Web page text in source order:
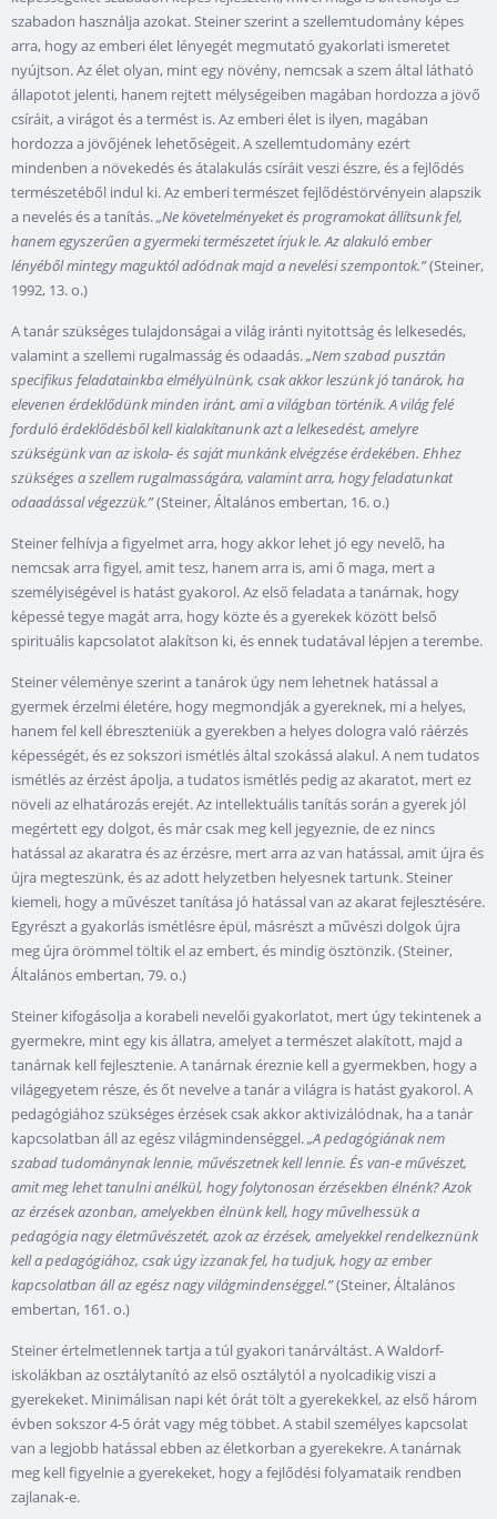
szabadon használja azokat. Steiner szerint a szellemtudomány képes
arra, hogy az emberi élet lényegét megmutató gyakorlati ismeretet
nyújtson. Az élet olyan, mint egy növény, nemcsak a szem által látható
állapotot jelenti, hanem rejtett mélységeiben magában hordozza a jövő
csíráit, a virágot és a termést is. Az emberi élet is ilyen, magában
hordozza a jövőjének lehetőségeit. A szellemtudomány ezért
mindenben a növekedés és átalakulás csíráit veszi észre, és a fejlődés
természetéből indul ki. Az emberi természet fejlődéstörvényein alapszik
a nevelés és a tanítás.„Ne követelményeket és programokat állítsunk fel,
hanem egyszerűen a gyermeki természetet írjuk le. Az alakuló ember
lényéből mintegy maguktól adódnak majd a nevelési szempontok.”(Steiner,
1992, 13. o.)
A tanár szükséges tulajdonságai a világ iránti nyitottság és lelkesedés,
valamint a szellemi rugalmasság és odaadás.„Nem szabad pusztán
specifikus feladatainkba elmélyülnünk, csak akkor leszünk jó tanárok, ha
elevenen érdeklődünk minden iránt, ami a világban történik. A világ felé
forduló érdeklődésből kell kialakítanunk azt a lelkesedést, amelyre
szükségünk van az iskola- és saját munkánk elvégzése érdekében. Ehhez
szükséges a szellem rugalmasságára, valamint arra, hogy feladatunkat
odaadással végezzük.”(Steiner, Általános embertan, 16. o.)
Steiner felhívja a figyelmet arra, hogy akkor lehet jó egy nevelő, ha
nemcsak arra figyel, amit tesz, hanem arra is, ami ő maga, mert a
személyiségével is hatást gyakorol. Az első feladata a tanárnak, hogy
képessé tegye magát arra, hogy közte és a gyerekek között belső
spirituális kapcsolatot alakítson ki, és ennek tudatával lépjen a terembe.
Steiner véleménye szerint a tanárok úgy nem lehetnek hatással a
gyermek érzelmi életére, hogy megmondják a gyereknek, mi a helyes,
hanem fel kell ébreszteniük a gyerekben a helyes dologra való ráérzés
képességét, és ez sokszori ismétlés által szokássá alakul. A nem tudatos
ismétlés az érzést ápolja, a tudatos ismétlés pedig az akaratot, mert ez
növeli az elhatározás erejét. Az intellektuális tanítás során a gyerek jól
megértett egy dolgot, és már csak meg kell jegyeznie, de ez nincs
hatással az akaratra és az érzésre, mert arra az van hatással, amit újra és
újra megteszünk, és az adott helyzetben helyesnek tartunk. Steiner
kiemeli, hogy a művészet tanítása jó hatással van az akarat fejlesztésére.
Egyrészt a gyakorlás ismétlésre épül, másrészt a művészi dolgok újra
meg újra örömmel töltik el az embert, és mindig ösztönzik. (Steiner,
Általános embertan, 79. o.)
Steiner kifogásolja a korabeli nevelői gyakorlatot, mert úgy tekintenek a
gyermekre, mint egy kis állatra, amelyet a természet alakított, majd a
tanárnak kell fejlesztenie. A tanárnak éreznie kell a gyermekben, hogy a
világegyetem része, és őt nevelve a tanár a világra is hatást gyakorol. A
pedagógiához szükséges érzések csak akkor aktivizálódnak, ha a tanár
kapcsolatban áll az egész világmindenséggel.„A pedagógiának nem
szabad tudománynak lennie, művészetnek kell lennie. És van-e művészet,
amit meg lehet tanulni anélkül, hogy folytonosan érzésekben élnénk? Azok
az érzések azonban, amelyekben élnünk kell, hogy művelhessük a
pedagógia nagy életművészetét, azok az érzések, amelyekkel rendelkeznünk
kell a pedagógiához, csak úgy izzanak fel, ha tudjuk, hogy az ember
kapcsolatban áll az egész nagy világmindenséggel.”(Steiner, Általános
embertan, 161. o.)
Steiner értelmetlennek tartja a túl gyakori tanárváltást. A Waldorf-
iskolákban az osztálytanító az első osztálytól a nyolcadikig viszi a
gyerekeket. Minimálisan napi két órát tölt a gyerekekkel, az első három
évben sokszor 4-5 órát vagy még többet. A stabil személyes kapcsolat
van a legjobb hatással ebben az életkorban a gyerekekre. A tanárnak
meg kell figyelnie a gyerekeket, hogy a fejlődési folyamataik rendben
zajlanak-e.